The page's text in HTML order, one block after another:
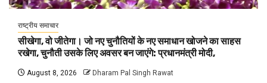
राष्ट्रीय समाचार
सीखेगा, वो जीतेगा। जो नए चुनौतियों के नए समाधान खोजने का साहस
रखेगा, चुनौती उसके लिए अवसर बन जाएंगे: प्रधानमंत्री मोदी,
August 8, 2026 Dharam Pal Singh Rawat